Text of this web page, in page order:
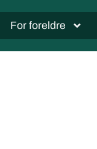
For foreldre